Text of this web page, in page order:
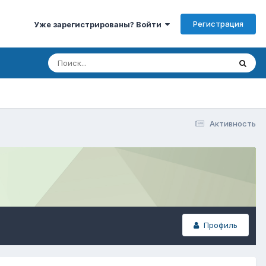
Уже зарегистрированы? Войти Регистрация
Активность
Профиль